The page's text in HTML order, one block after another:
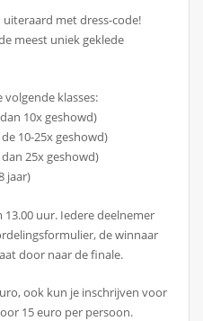
met dress-code!
meest uniek geklede
klasses:
10x geshowd)
10-25x geshowd)
25x geshowd)
jaar)
13.00 uur. Iedere deelnemer
de winnaar
door naar de finale.
ook kun je inschrijven voor
15 euro per persoon.